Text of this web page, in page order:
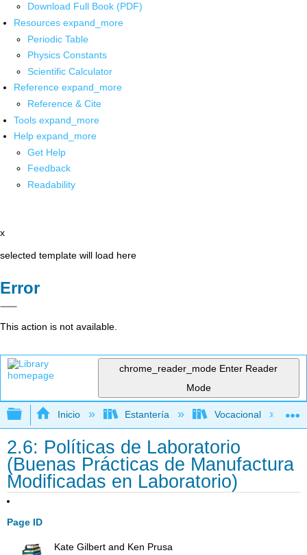
Download Full Book (PDF)
Resources expand_more
Periodic Table
Physics Constants
Scientific Calculator
Reference expand_more
Reference & Cite
Tools expand_more
Help expand_more
Get Help
Feedback
Readability
x
selected template will load here
Error
This action is not available.
chrome_reader_mode Enter Reader
Mode
Expandir/contraer jerarquía global
Inicio Estantería Vocacional
2.6: Políticas de Laboratorio
(Buenas Prácticas de Manufactura
Modificadas en Laboratorio)
Page ID
Kate Gilbert and Ken Prusa